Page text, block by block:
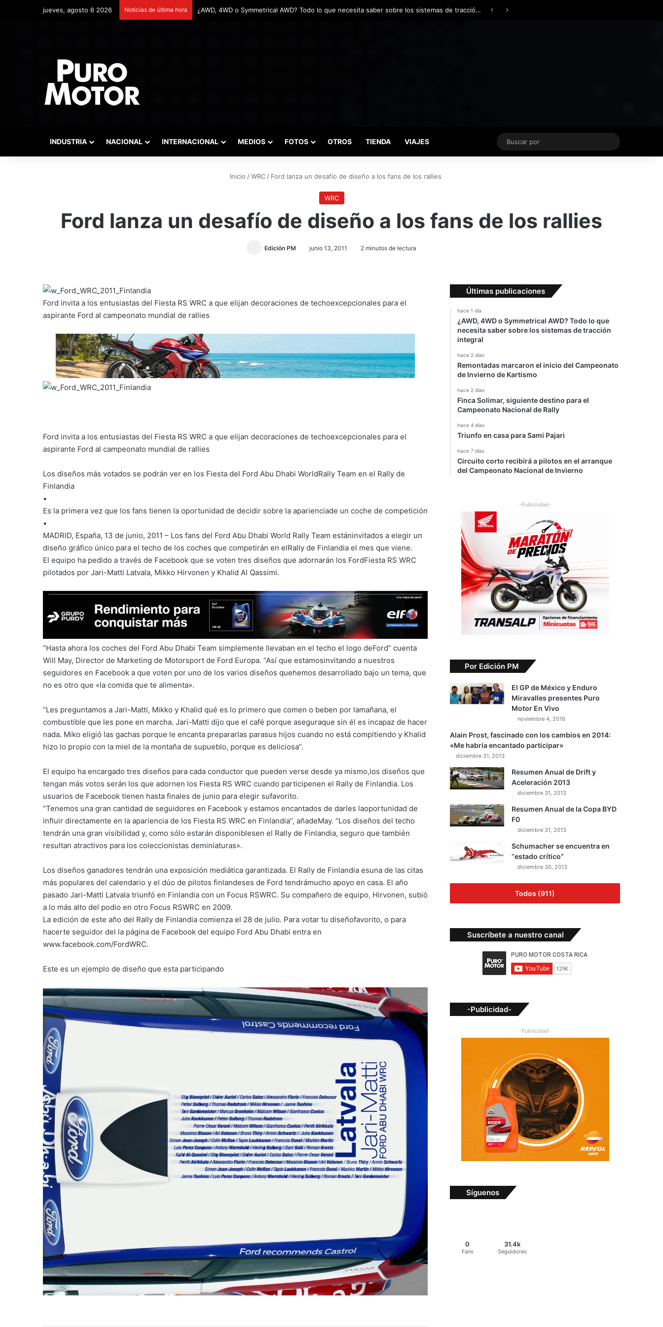
jueves, agosto 6 2026 Noticias de última hora Remontadas marcaron el inicio del Campeonato de Invierno de Kartismo
INDUSTRIA NACIONAL INTERNACIONAL MEDIOS FOTOS OTROS TIENDA VIAJES
Buscar
por
Inicio /WRC / Ford lanza un desafío de diseño a los fans de los rallies
WRC
Ford lanza un desafío de diseño a los fans de los rallies
Edición PM junio 13, 2011 2 minutos de lectura
Ford invita a los entusiastas del Fiesta RS WRC a que elijan decoraciones de techoexcepcionales para el
aspirante Ford al campeonato mundial de rallies
Ford invita a los entusiastas del Fiesta RS WRC a que elijan decoraciones de techoexcepcionales para el
aspirante Ford al campeonato mundial de rallies
Los diseños más votados se podrán ver en los Fiesta del Ford Abu Dhabi WorldRally Team en el Rally de
Finlandia
•
Es la primera vez que los fans tienen la oportunidad de decidir sobre la aparienciade un coche de competición
•
MADRID, España, 13 de junio, 2011 – Los fans del Ford Abu Dhabi World Rally Team estáninvitados a elegir un
diseño gráfico único para el techo de los coches que competirán en elRally de Finlandia el mes que viene.
El equipo ha pedido a través de Facebook que se voten tres diseños que adornarán los FordFiesta RS WRC
pilotados por Jari-Matti Latvala, Mikko Hirvonen y Khalid Al Qassimi.
“Hasta ahora los coches del Ford Abu Dhabi Team simplemente llevaban en el techo el logo deFord” cuenta
Will May, Director de Marketing de Motorsport de Ford Europa. “Así que estamosinvitando a nuestros
seguidores en Facebook a que voten por uno de los varios diseños quehemos desarrollado bajo un tema, que
no es otro que «la comida que te alimenta».
“Les preguntamos a Jari-Matti, Mikko y Khalid qué es lo primero que comen o beben por lamañana, el
combustible que les pone en marcha. Jari-Matti dijo que el café porque aseguraque sin él es incapaz de hacer
nada. Miko eligió las gachas porque le encanta prepararlas parasus hijos cuando no está compitiendo y Khalid
hizo lo propio con la miel de la montaña de supueblo, porque es deliciosa”.
El equipo ha encargado tres diseños para cada conductor que pueden verse desde ya mismo,los diseños que
tengan más votos serán los que adornen los Fiesta RS WRC cuando participenen el Rally de Finlandia. Los
usuarios de Facebook tienen hasta finales de junio para elegir sufavorito.
“Tenemos una gran cantidad de seguidores en Facebook y estamos encantados de darles laoportunidad de
influir directamente en la apariencia de los Fiesta RS WRC en Finlandia”, añadeMay. “Los diseños del techo
tendrán una gran visibilidad y, como sólo estarán disponiblesen el Rally de Finlandia, seguro que también
resultan atractivos para los coleccionistas deminiaturas».
Los diseños ganadores tendrán una exposición mediática garantizada. El Rally de Finlandia esuna de las citas
más populares del calendario y el dúo de pilotos finlandeses de Ford tendrámucho apoyo en casa. El año
pasado Jari-Matti Latvala triunfó en Finlandia con un Focus RSWRC. Su compañero de equipo, Hirvonen, subió
a lo más alto del podio en otro Focus RSWRC en 2009.
La edición de este año del Rally de Finlandia comienza el 28 de julio. Para votar tu diseñofavorito, o para
hacerte seguidor del la página de Facebook del equipo Ford Abu Dhabi entra en
www.facebook.com/FordWRC.
Este es un ejemplo de diseño que esta participando
Últimas publicaciones
hace 1 día
¿AWD, 4WD o Symmetrical AWD? Todo lo que
necesita saber sobre los sistemas de tracción
integral
hace 2 días
Remontadas marcaron el inicio del Campeonato
de Invierno de Kartismo
hace 2 días
Finca Solimar, siguiente destino para el
Campeonato Nacional de Rally
hace 4 días
Triunfo en casa para Sami Pajari
hace 7 días
Circuito corto recibirá a pilotos en el arranque
del Campeonato Nacional de Invierno
-Publicidad-
Por Edición PM
El GP de México y Enduro
Miravalles presentes Puro
Motor En Vivo
noviembre 4, 2016
Alain Prost, fascinado con los cambios en 2014:
«Me habría encantado participar»
diciembre 31, 2013
Resumen Anual de Drift y
Aceleración 2013
diciembre 31, 2013
Resumen Anual de la Copa BYD
F0
diciembre 31, 2013
Schumacher se encuentra en
“estado crítico”
diciembre 30, 2013
Todos (911)
Suscríbete a nuestro canal
-Publicidad-
-Publicidad-
Síguenos
0
Fans
31.4k
Seguidores